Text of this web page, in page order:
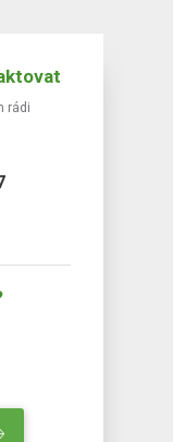
rádi